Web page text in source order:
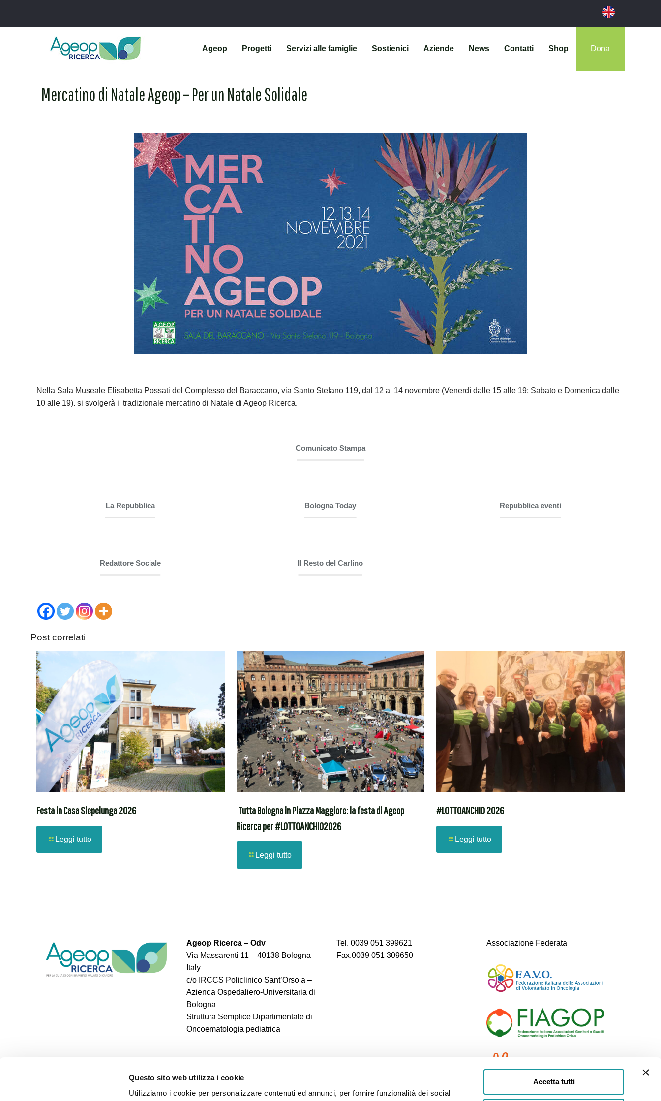
Questo sito web utilizza i cookie
Utilizziamo i cookie per personalizzare contenuti ed annunci, per fornire funzionalità dei social
Accetta tutti
Ageop Progetti Servizi alle famiglie Sostienici Aziende News Contatti Shop Dona
Mercatino di Natale Ageop – Per un Natale Solidale
Nella Sala Museale Elisabetta Possati del Complesso del Baraccano, via Santo Stefano 119, dal 12 al 14 novembre (Venerdì dalle 15 alle 19; Sabato e Domenica dalle
10 alle 19), si svolgerà il tradizionale mercatino di Natale di Ageop Ricerca.
Comunicato Stampa
La Repubblica Bologna Today Repubblica eventi
Redattore Sociale Il Resto del Carlino
Post correlati
Festa in Casa Siepelunga 2026
Leggi tutto
Tutta Bologna in Piazza Maggiore: la festa di Ageop
Ricerca per #LOTTOANCHIO2026
Leggi tutto
#LOTTOANCHIO 2026
Leggi tutto
Ageop Ricerca – Odv
Via Massarenti 11 – 40138 Bologna
Italy
c/o IRCCS Policlinico Sant’Orsola –
Azienda Ospedaliero-Universitaria di
Bologna
Struttura Semplice Dipartimentale di
Oncoematologia pediatrica
Tel. 0039 051 399621
Fax.0039 051 309650
Associazione Federata